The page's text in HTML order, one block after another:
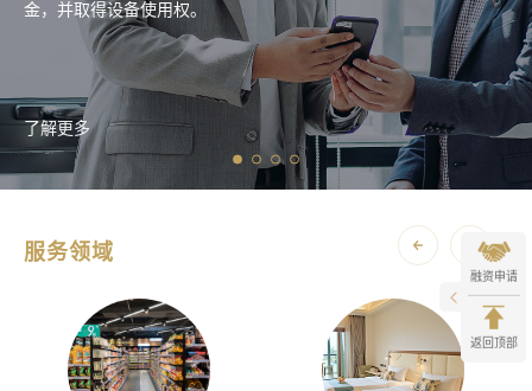
金，并取得设备使用权。
了解更多
服务领域
融资申请
返回顶部